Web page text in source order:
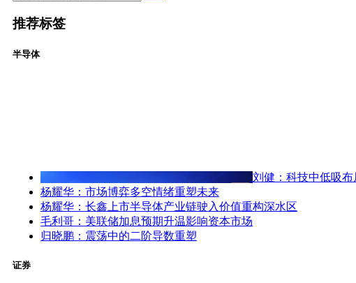
推荐标签
半导体
刘健：科技中低吸
杨耀华：市场博弈多空情绪重塑未来
杨耀华：长鑫上市半导体产业链驶入价值重构深水区
毛利哥：美联储加息预期升温影响资本市场
归晓鹏：震荡中的二阶导数重塑
证券